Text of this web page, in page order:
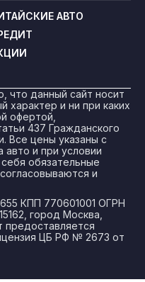
АВТО
что данный сайт носит
характер и ни при каких
офертой,
437 Гражданского
Все цены указаны с
авто и при условии
обязательные
и
КПП 770601001 ОГРН
город Москва,
предоставляется
ЦБ РФ № 2673 от